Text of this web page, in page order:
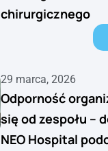
chirurgicznego
29 marca, 2026
Odporność
się od zespołu –
NEO Hospital